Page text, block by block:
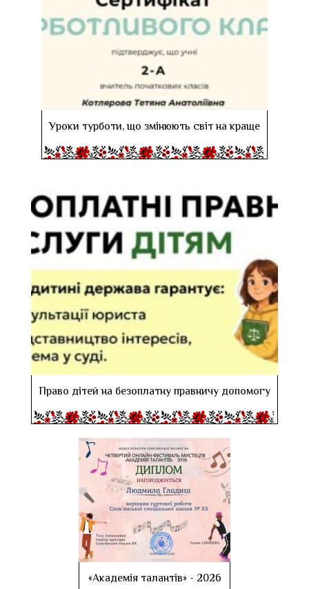
Уроки турботи, що змінюють світ на краще
Право дітей на безоплатну правничу допомогу
«Академія талантів» - 2026